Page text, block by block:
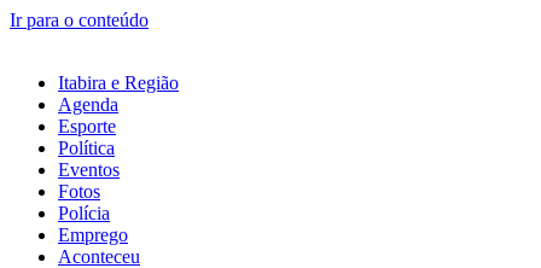
Ir para o conteúdo
Itabira e Região
Agenda
Esporte
Política
Eventos
Fotos
Polícia
Emprego
Aconteceu